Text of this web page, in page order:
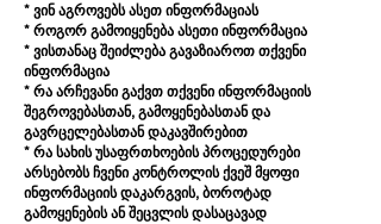
* ვინ აგროვებს ასეთ ინფორმაციას
* როგორ გამოიყენება ასეთი ინფორმაცია
* ვისთანაც შეიძლება გავაზიაროთ თქვენი
ინფორმაცია
* რა არჩევანი გაქვთ თქვენი ინფორმაციის
შეგროვებასთან, გამოყენებასთან და
გავრცელებასთან დაკავშირებით
* რა სახის უსაფრთხოების პროცედურები
არსებობს ჩვენი კონტროლის ქვეშ მყოფი
ინფორმაციის დაკარგვის, ბოროტად
გამოყენების ან შეცვლის დასაცავად